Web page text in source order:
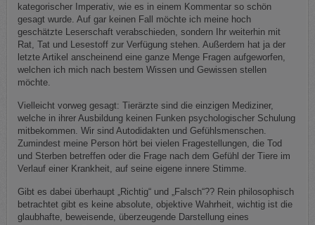
kategorischer Imperativ, wie es in einem Kommentar so schön
gesagt wurde. Auf gar keinen Fall möchte ich meine hoch
geschätzte Leserschaft verabschieden, sondern Ihr weiterhin mit
Rat, Tat und Lesestoff zur Verfügung stehen. Außerdem hat ja der
letzte Artikel anscheinend eine ganze Menge Fragen aufgeworfen,
welchen ich mich nach bestem Wissen und Gewissen stellen
möchte.
Vielleicht vorweg gesagt: Tierärzte sind die einzigen Mediziner,
welche in ihrer Ausbildung keinen Funken psychologischer Schulung
mitbekommen. Wir sind Autodidakten und Gefühlsmenschen.
Zumindest meine Person hört bei vielen Fragestellungen, die Tod
und Sterben betreffen oder die Frage nach dem Gefühl der Tiere im
Verlauf einer Krankheit, auf seine eigene innere Stimme.
Gibt es dabei überhaupt „Richtig“ und „Falsch“?? Rein philosophisch
betrachtet gibt es keine absolute, objektive Wahrheit, wichtig ist die
glaubhafte, beweisende, überzeugende Darstellung eines